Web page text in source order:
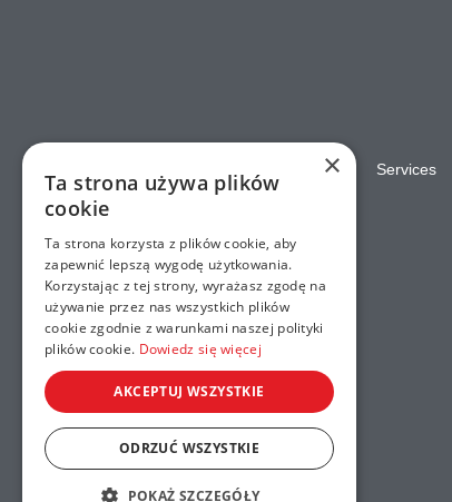
Home Services
×
Ta strona używa plików
cookie
Ta strona korzysta z plików cookie, aby
zapewnić lepszą wygodę użytkowania.
Korzystając z tej strony, wyrażasz zgodę na
używanie przez nas wszystkich plików
cookie zgodnie z warunkami naszej polityki
plików cookie. Dowiedz się więcej
AKCEPTUJ WSZYSTKIE
ODRZUĆ WSZYSTKIE
POKAŻ SZCZEGÓŁY